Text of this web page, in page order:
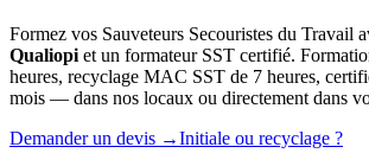
Formez vos Sauveteurs Secouristes du Travail
Qualiopi et un formateur SST certifié.
heures, recyclage MAC SST de 7 heures,
mois — dans nos locaux ou directement dans
Demander un devis →Initiale ou recyclage ?